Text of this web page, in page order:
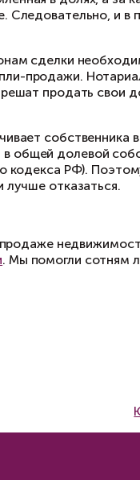
комнаты
этом случае
то отказ от
от обращения
коммунальной
а в